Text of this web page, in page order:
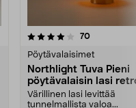
70arvostelut
Pöytävalaisimet
Northlight Tuva Pieni
pöytävalaisin lasi
oranssi 21 cm
Värillinen lasi levittää
tunnelmallista valoa...
5.0 viidestä